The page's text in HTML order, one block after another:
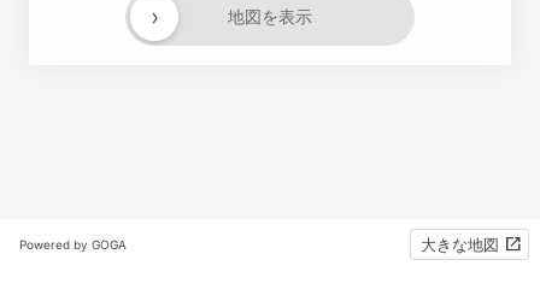
地図を表示
›
Powered by GOGA 大きな地図